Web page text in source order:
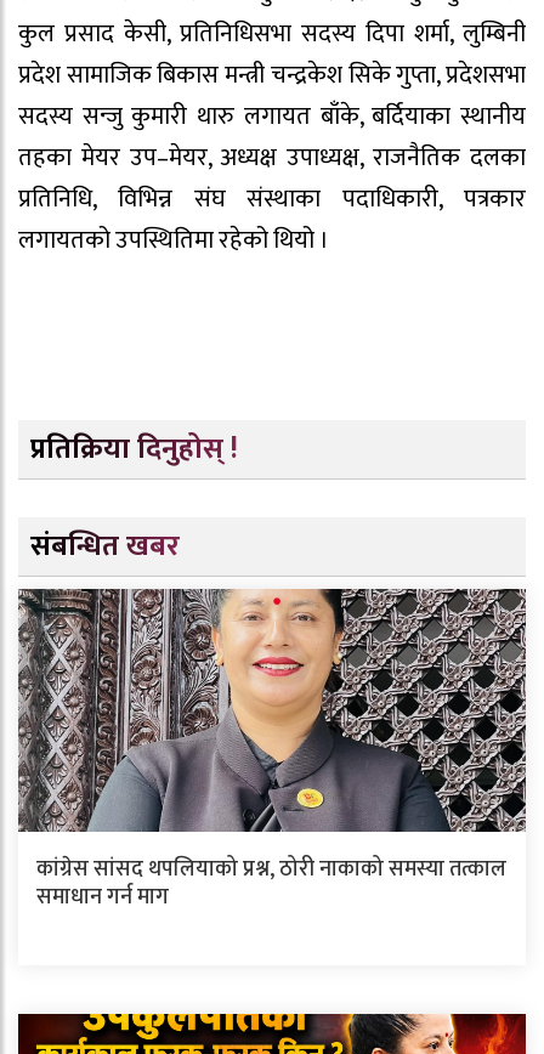
कुल प्रसाद केसी, प्रतिनिधिसभा सदस्य दिपा शर्मा, लुम्बिनी
प्रदेश सामाजिक बिकास मन्त्री चन्द्रकेश सिके गुप्ता, प्रदेशसभा
सदस्य सन्जु कुमारी थारु लगायत बाँके, बर्दियाका स्थानीय
तहका मेयर उप–मेयर, अध्यक्ष उपाध्यक्ष, राजनैतिक दलका
प्रतिनिधि, विभिन्न संघ संस्थाका पदाधिकारी, पत्रकार
लगायतको उपस्थितिमा रहेको थियो ।
प्रतिक्रिया दिनुहोस् !
संबन्धित खबर
कांग्रेस सांसद थपलियाको प्रश्न, ठोरी नाकाको समस्या तत्काल
समाधान गर्न माग